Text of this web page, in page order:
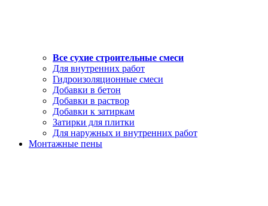
Все сухие строительные смеси
Для внутренних работ
Гидроизоляционные смеси
Добавки в бетон
Добавки в раствор
Добавки к затиркам
Затирки для плитки
Для наружных и внутренних работ
Монтажные пены